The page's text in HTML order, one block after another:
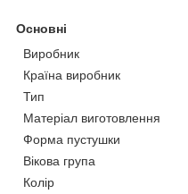
Основні
Виробник
Країна виробник
Тип
Матеріал виготовлення
Форма пустушки
Вікова група
Колір